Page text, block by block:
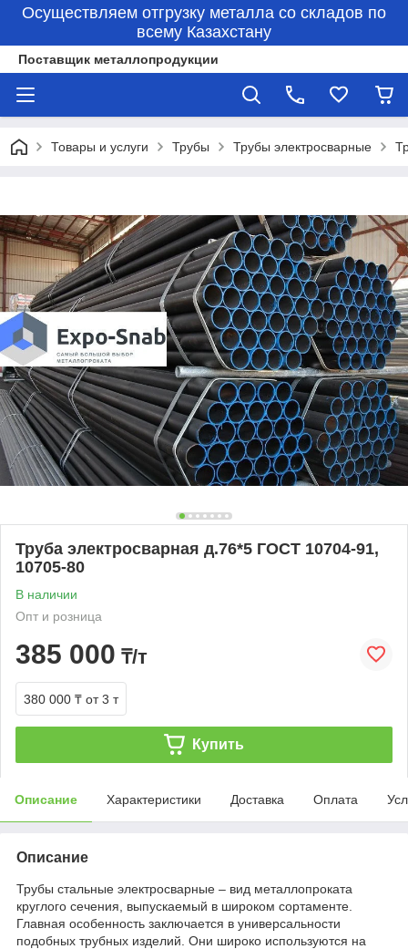
Осуществляем отгрузку металла со складов по
всему Казахстану
Поставщик металлопродукции
Товары и услуги Трубы Трубы электросварные
Труба электросварная д.76*5 ГОСТ 10704-91,
10705-80
В наличии
Опт и розница
385 000 ₸/т
380 000 ₸ от 3 т
Купить
Описание Характеристики Доставка Оплата
Описание
Трубы стальные электросварные – вид металлопроката
круглого сечения, выпускаемый в широком сортаменте.
Главная особенность заключается в универсальности
подобных трубных изделий. Они широко используются на